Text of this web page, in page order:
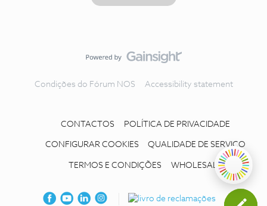
Condições do Fórum NOS Accessibility statement
CONTACTOS POLÍTICA DE PRIVACIDADE
CONFIGURAR COOKIES QUALIDADE DE SERVIÇO
TERMOS E CONDIÇÕES WHOLESALE